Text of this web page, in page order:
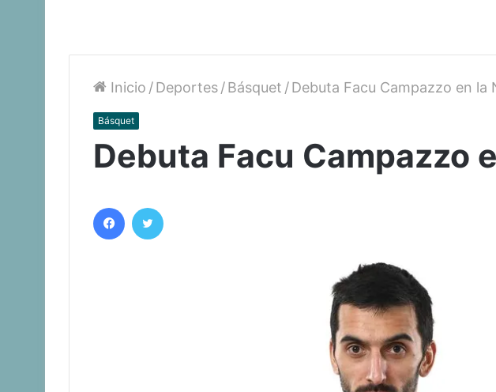
Inicio /Deportes/Básquet /Debuta Facu Campazzo en la
Básquet
Debuta Facu Campazzo
Facebook